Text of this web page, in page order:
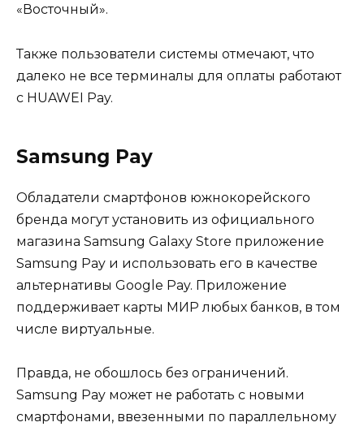
«Восточный».
Также пользователи системы отмечают, что
далеко не все терминалы для оплаты работают
с HUAWEI Pay.
Samsung Pay
Обладатели смартфонов южнокорейского
бренда могут установить из официального
магазина Samsung Galaxy Store приложение
Samsung Pay и использовать его в качестве
альтернативы Google Pay. Приложение
поддерживает карты МИР любых банков, в том
числе виртуальные.
Правда, не обошлось без ограничений.
Samsung Pay может не работать с новыми
смартфонами, ввезенными по параллельному